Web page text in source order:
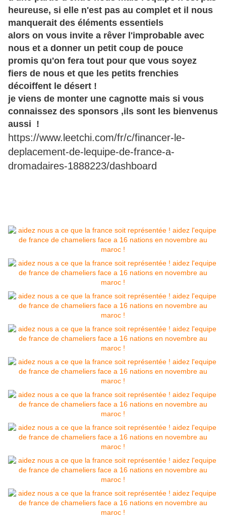
heureuse, si elle n'est pas au complet et il nous
manquerait des éléments essentiels
alors on vous invite a rêver l'improbable avec
nous et a donner un petit coup de pouce
promis qu'on fera tout pour que vous soyez
fiers de nous et que les petits frenchies
décoiffent le désert !
je viens de monter une cagnotte mais si vous
connaissez des sponsors ,ils sont les bienvenus
aussi !
https://www.leetchi.com/fr/c/financer-le-
deplacement-de-lequipe-de-france-a-
dromadaires-1888223/dashboard